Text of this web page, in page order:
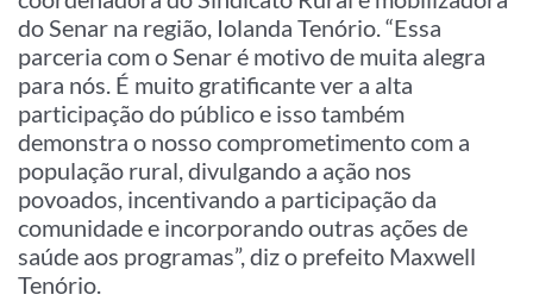
do Senar na região, Iolanda Tenório. “Essa
parceria com o Senar é motivo de muita alegra
para nós. É muito gratificante ver a alta
participação do público e isso também
demonstra o nosso comprometimento com a
população rural, divulgando a ação nos
povoados, incentivando a participação da
comunidade e incorporando outras ações de
saúde aos programas”, diz o prefeito Maxwell
Tenório.